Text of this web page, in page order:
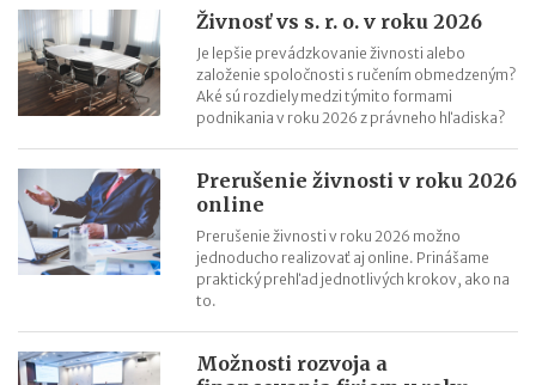
Živnosť vs s. r. o. v roku 2026
Je lepšie prevádzkovanie živnosti alebo
založenie spoločnosti s ručením obmedzeným?
Aké sú rozdiely medzi týmito formami
podnikania v roku 2026 z právneho hľadiska?
Prerušenie živnosti v roku 2026
online
Prerušenie živnosti v roku 2026 možno
jednoducho realizovať aj online. Prinášame
praktický prehľad jednotlivých krokov, ako na
to.
Možnosti rozvoja a